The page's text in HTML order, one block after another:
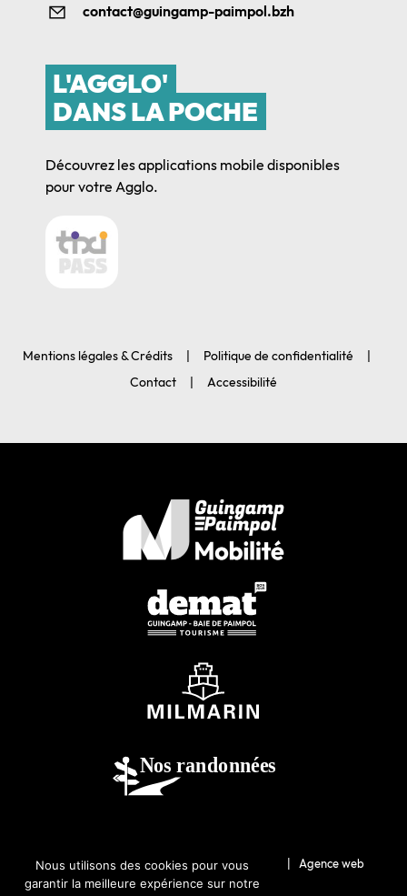
contact@guingamp-paimpol.bzh
L'AGGLO'
DANS LA POCHE
Découvrez les applications mobile disponibles
pour votre Agglo.
Mentions légales & Crédits
Politique de confidentialité
Contact
Accessibilité
© 2026-Guingamp-Paimpol Agglomération | Agence web
Lannion : Coqueliko
Nous utilisons des cookies pour vous
garantir la meilleure expérience sur notre